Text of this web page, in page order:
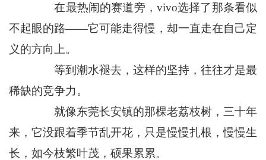
在最热闹的赛道旁，vivo选择了那条看似
不起眼的路——它可能走得慢，却一直走在自己定
义的方向上。
等到潮水褪去，这样的坚持，往往才是最
稀缺的竞争力。
就像东莞长安镇的那棵老荔枝树，三十年
来，它没跟着季节乱开花，只是慢慢扎根，慢慢生
长，如今枝繁叶茂，硕果累累。